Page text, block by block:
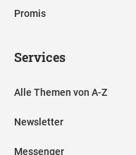
Promis
Services
Alle Themen von A-Z
Newsletter
Messenger